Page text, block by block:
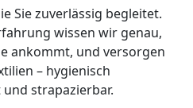
Sie zuverlässig begleitet.
wissen wir genau,
ankommt, und versorgen
– hygienisch
strapazierbar.